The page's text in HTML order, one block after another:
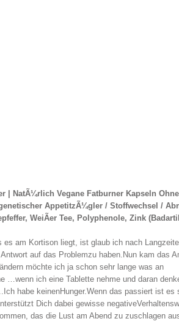
| NatÃ¼rlich Vegane Fatburner Kapseln Ohne
AppetitzÃ¼gler / Stoffwechsel /
WeiÃer Tee, Polyphenole, Zink
am Kortison liegt, ist glaub ich nach
auf das Problemzu haben.Nun kam das
möchte ich ja schon sehr lange was an
…wenn ich eine Tablette nehme und daran
habe keinenHunger.Wenn das passiert ist es
Dich dabei gewisse
das die Lust am Abend zu zuschlagen